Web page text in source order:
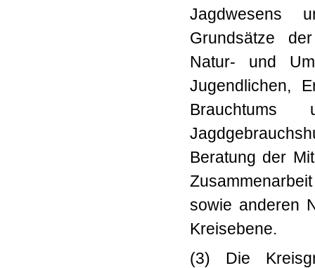
Jagdwesens
Grundsätze
Natur- und
Jugendlichen,
Beratung der
sowie anderen
Kreisebene.
(3) Die